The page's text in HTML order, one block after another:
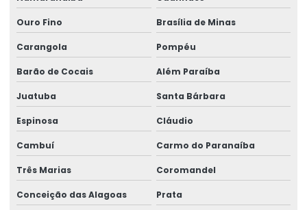
Laudo de ergonomia
Laudo ergonômico
Laudo de insalubridade e periculosidade e ltcat
Laudo de perícia de insalubridade
Laudo de risco ergonômico
Laudo técnico ergonômico
Ouro Fino Brasília de Minas
Carangola Pompéu
Barão de Cocais Além Paraíba
Juatuba Santa Bárbara
Espinosa Cláudio
Cambuí Carmo do Paranaíba
Três Marias Coromandel
Conceição das Alagoas Prata